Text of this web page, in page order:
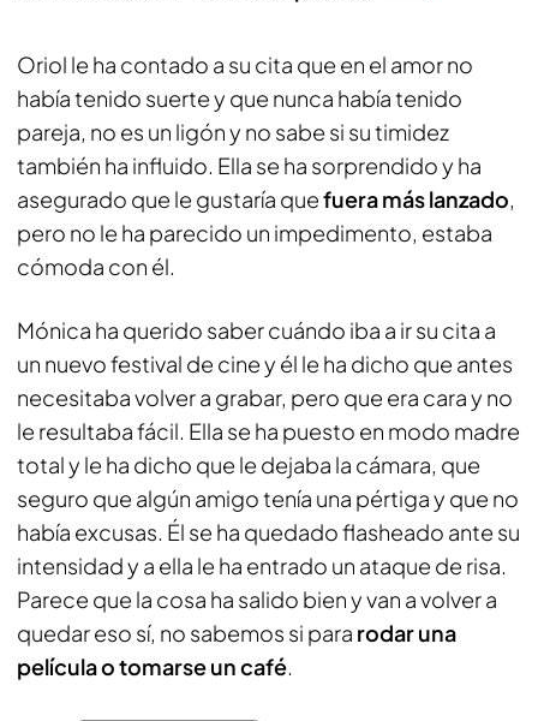
Oriol le ha contado a su cita que en el amor no
había tenido suerte y que nunca había tenido
pareja, no es un ligón y no sabe si su timidez
también ha influido. Ella se ha sorprendido y ha
asegurado que le gustaría quefuera más lanzado,
pero no le ha parecido un impedimento, estaba
cómoda con él.
Mónica ha querido saber cuándo iba a ir su cita a
un nuevo festival de cine y él le ha dicho que antes
necesitaba volver a grabar, pero que era cara y no
le resultaba fácil. Ella se ha puesto en modo madre
total y le ha dicho que le dejaba la cámara, que
seguro que algún amigo tenía una pértiga y que no
había excusas. Él se ha quedado flasheado ante su
intensidad y a ella le ha entrado un ataque de risa.
Parece que la cosa ha salido bien y van a volver a
quedar eso sí, no sabemos si para rodar una
película o tomarse un café.